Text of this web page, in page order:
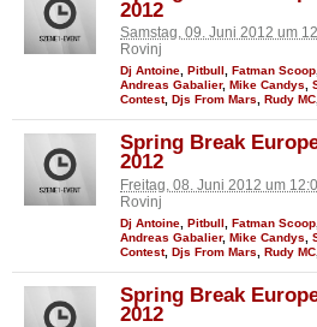
2012
Samstag, 09. Juni 2012 um
Rovinj
Dj Antoine, Pitbull, Fatman Scoop
Andreas Gabalier, Mike Candys,
Contest, Djs From Mars, Rudy MC
Spring Break
2012
Freitag, 08. Juni 2012 um
Rovinj
Dj Antoine Pitbull Fatman Scoop
Andreas Gabalier, Mike Candys
Contest, Djs From Mars Rudy MC
Spring Break
2012